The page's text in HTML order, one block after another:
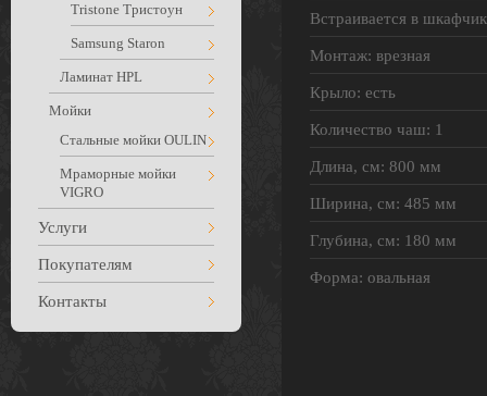
Tristone Тристоун
Samsung Staron
Ламинат HPL
Мойки
Стальные мойки OULIN
Мраморные мойки
VIGRO
Услуги
Покупателям
Контакты
Встраивается в
Монтаж: врезная
Крыло: есть
Количество чаш: 1
Длина, см: 800 мм
Ширина, см: 485 мм
Глубина, см: 180 мм
Форма: овальная